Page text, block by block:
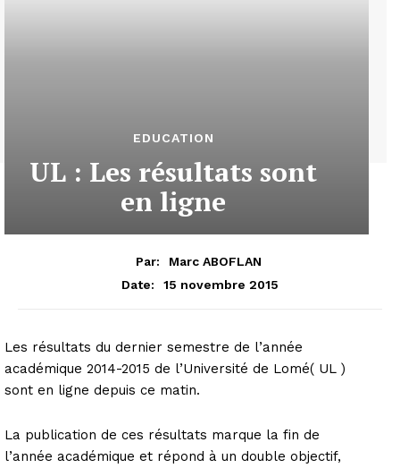
EDUCATION
UL : Les résultats sont
en ligne
Par:
Marc ABOFLAN
Date:
15 novembre 2015
Les résultats du dernier semestre de l’année
académique 2014-2015 de l’Université de Lomé( UL )
sont en ligne depuis ce matin.
La publication de ces résultats marque la fin de
l’année académique et répond à un double objectif,